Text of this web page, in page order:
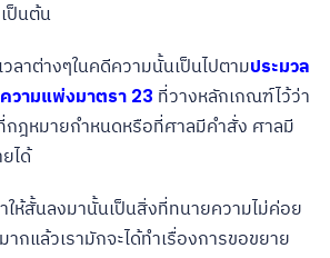
ป็นต้น
ลาต่างๆในคดีความนั้นเป็นไปตามประมวล
วามแพ่งมาตรา 23 ที่วางหลักเกณฑ์ไว้ว่า
กฎหมายกำหนดหรือที่ศาลมีคำสั่ง ศาลมี
ได้
ให้สั้นลงมานั้นเป็นสิ่งที่ทนายความไม่ค่อย
ากแล้วเรามักจะได้ทำเรื่องการขอขยาย